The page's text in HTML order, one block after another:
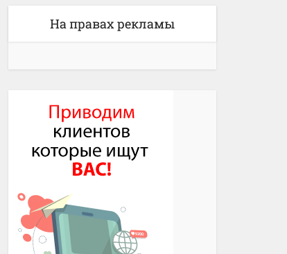
На правах рекламы